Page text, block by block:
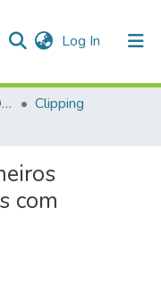
Log In (current)
Repositório Institucional IQSC
Clipping
com